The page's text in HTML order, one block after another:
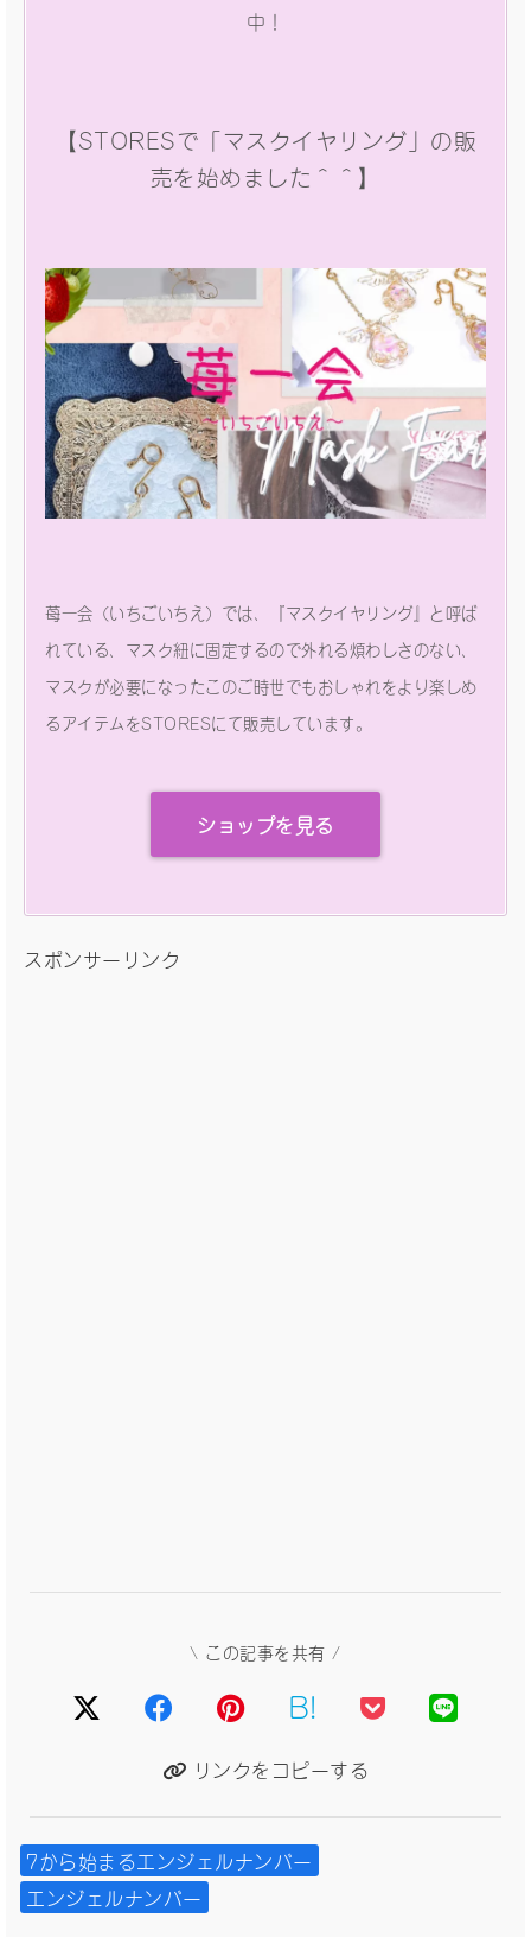
中！
【STORESで「マスクイヤリング」の販
売を始めました＾＾】
苺一会（いちごいちえ）では、『マスクイヤリング』と呼ば
れている、マスク紐に固定するので外れる煩わしさのない、
マスクが必要になったこのご時世でもおしゃれをより楽しめ
るアイテムをSTORESにて販売しています。
ショップを見る
スポンサーリンク
\ この記事を共有 /
B!
リンクをコピーする
7から始まるエンジェルナンバー
エンジェルナンバー